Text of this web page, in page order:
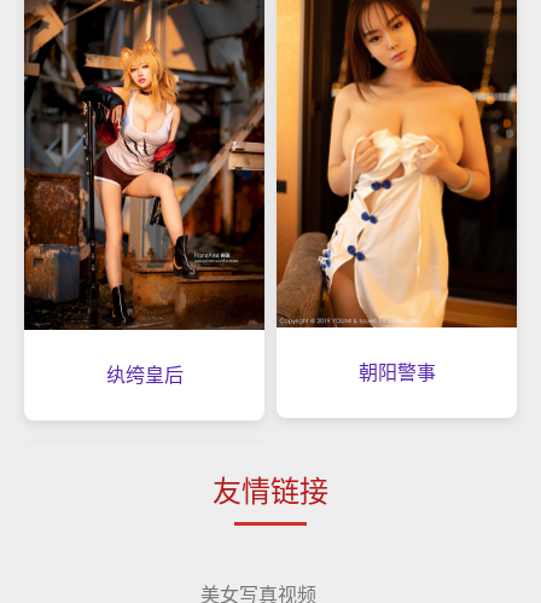
纨绔皇后 朝阳警事
友情链接
美女写真视频